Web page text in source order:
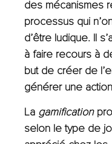
des mécanismes
processus qui
d’être ludique. Il
à faire recours à
but de créer de
générer une
La gamification
selon le type de